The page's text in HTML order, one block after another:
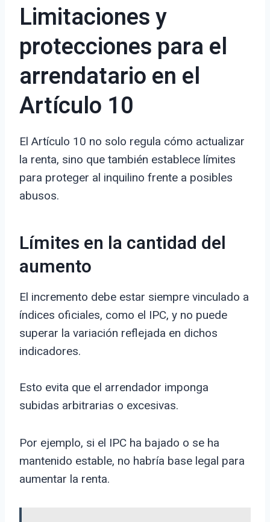
Limitaciones y
protecciones para el
arrendatario en el
Artículo 10
El Artículo 10 no solo regula cómo actualizar
la renta, sino que también establece límites
para proteger al inquilino frente a posibles
abusos.
Límites en la cantidad del
aumento
El incremento debe estar siempre vinculado a
índices oficiales, como el IPC, y no puede
superar la variación reflejada en dichos
indicadores.
Esto evita que el arrendador imponga
subidas arbitrarias o excesivas.
Por ejemplo, si el IPC ha bajado o se ha
mantenido estable, no habría base legal para
aumentar la renta.